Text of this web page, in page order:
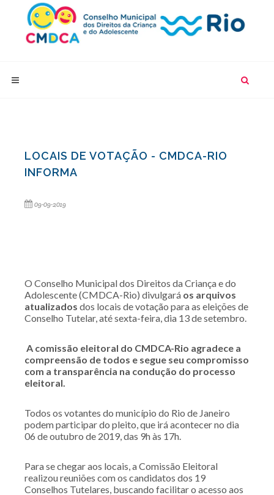
LOCAIS DE VOTAÇÃO - CMDCA-RIO
INFORMA
09-09-2019
O Conselho Municipal dos Direitos da Criança e do
Adolescente (CMDCA-Rio) divulgará os arquivos
atualizados dos locais de votação para as eleições de
Conselho Tutelar, até sexta-feira, dia 13 de setembro.
A comissão eleitoral do CMDCA-Rio agradece a
compreensão de todos e segue seu compromisso
com a transparência na condução do processo
eleitoral.
Todos os votantes do município do Rio de Janeiro
podem participar do pleito, que irá acontecer no dia
06 de outubro de 2019, das 9h às 17h.
Para se chegar aos locais, a Comissão Eleitoral
realizou reuniões com os candidatos dos 19
Conselhos Tutelares, buscando facilitar o acesso aos